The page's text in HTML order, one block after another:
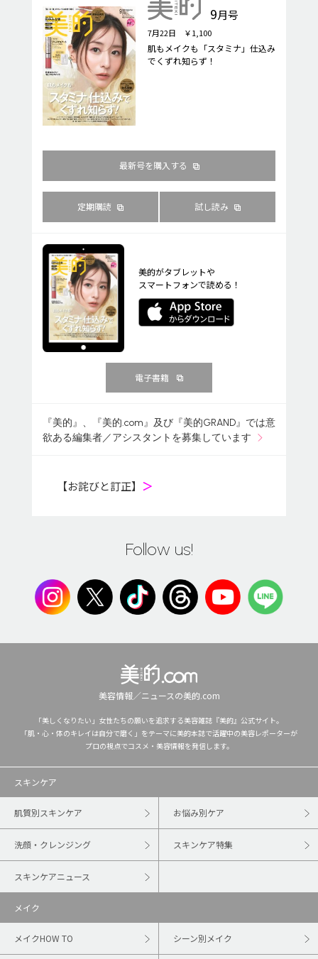
9月号
7月22日 ￥1,100
肌もメイクも「スタミナ」仕込み
でくずれ知らず！
最新号を購入する
定期購読 試し読み
美的がタブレットや
スマートフォンで読める！
電子書籍
『美的』、『美的.com』及び『美的GRAND』では意
欲ある編集者／アシスタントを募集しています
【お詫びと訂正】 ＞
Follow us!
美容情報／ニュースの美的.com
「美しくなりたい」女性たちの願いを追求する美容雑誌『美的』公式サイト。
「肌・心・体のキレイは自分で磨く」をテーマに美的本誌で活躍中の美容レポーターが
プロの視点でコスメ・美容情報を発信します。
スキンケア
肌質別スキンケア お悩み別ケア
洗顔・クレンジング スキンケア特集
スキンケアニュース
メイク
メイクHOW TO シーン別メイク